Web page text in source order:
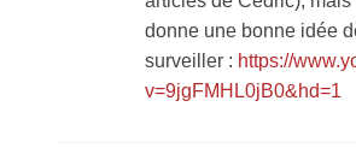
donne une bonne idée
surveiller : https://
v=9jgFMHL0jB0&hd=1